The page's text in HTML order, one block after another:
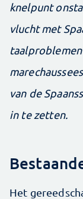
knelpunt
vlucht met
van de
in te zetten.
Het